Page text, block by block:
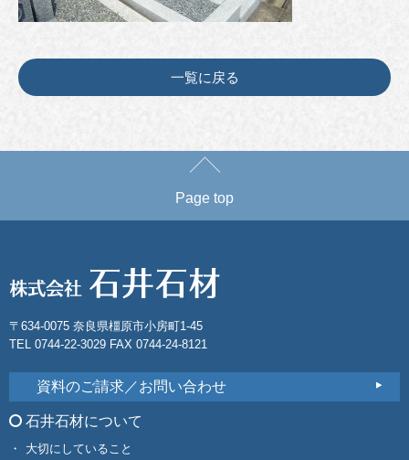
一覧に戻る
Page top
〒634-0075 奈良県橿原市小房町1-45
TEL 0744-22-3029 FAX 0744-24-8121
資料のご請求／お問い合わせ
石井石材について
大切にしていること